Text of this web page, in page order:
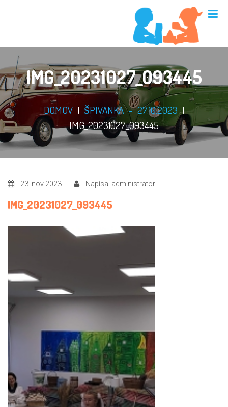
IMG_20231027_093445
DOMOV | ŠPIVANKA – 27.10.2023|
IMG_20231027_093445
23. nov 2023 | Napísal administrator
IMG_20231027_093445